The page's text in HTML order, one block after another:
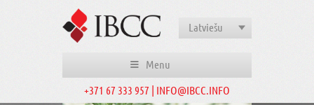
Latviešu
Menu
+371 67 333 957 | INFO@IBCC.INFO